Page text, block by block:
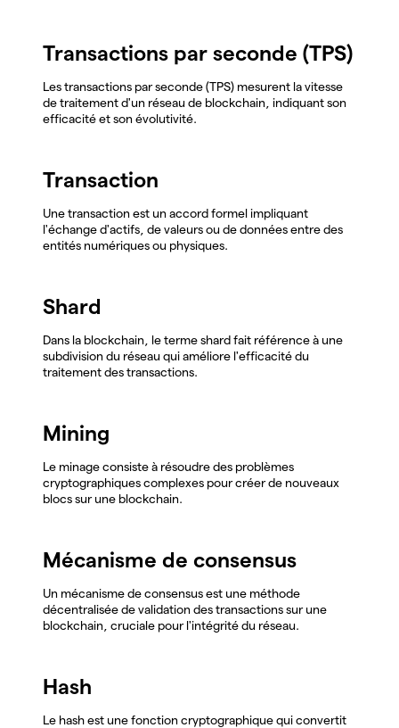
Transactions par seconde (TPS)
Les transactions par seconde (TPS) mesurent la vitesse
de traitement d'un réseau de blockchain, indiquant son
efficacité et son évolutivité.
Transaction
Une transaction est un accord formel impliquant
l'échange d'actifs, de valeurs ou de données entre des
entités numériques ou physiques.
Shard
Dans la blockchain, le terme shard fait référence à une
subdivision du réseau qui améliore l'efficacité du
traitement des transactions.
Mining
Le minage consiste à résoudre des problèmes
cryptographiques complexes pour créer de nouveaux
blocs sur une blockchain.
Mécanisme de consensus
Un mécanisme de consensus est une méthode
décentralisée de validation des transactions sur une
blockchain, cruciale pour l'intégrité du réseau.
Hash
Le hash est une fonction cryptographique qui convertit